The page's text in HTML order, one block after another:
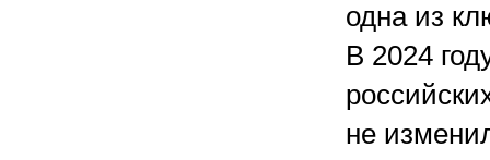
одна из
В 2024
не